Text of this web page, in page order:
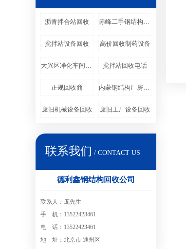
沥青拌合站回收 赤峰二手钢结构回收
搅拌站设备回收 高价回收制药设备
大兴区净化车间回收 搅拌站回收电话
正规回收商 内蒙钢结构厂房回收
废旧机械设备回收 废旧工厂设备回收
联系我们 / CONTACT US
德利鑫钢结构回收公司
联系人：庞先生
手 机：13522423461
电 话：13522423461
地 址：北京市 通州区